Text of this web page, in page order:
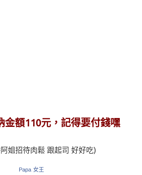
金額110元，記得要付錢嘿
姐招待肉鬆 跟起司 好好吃)
Papa 女王